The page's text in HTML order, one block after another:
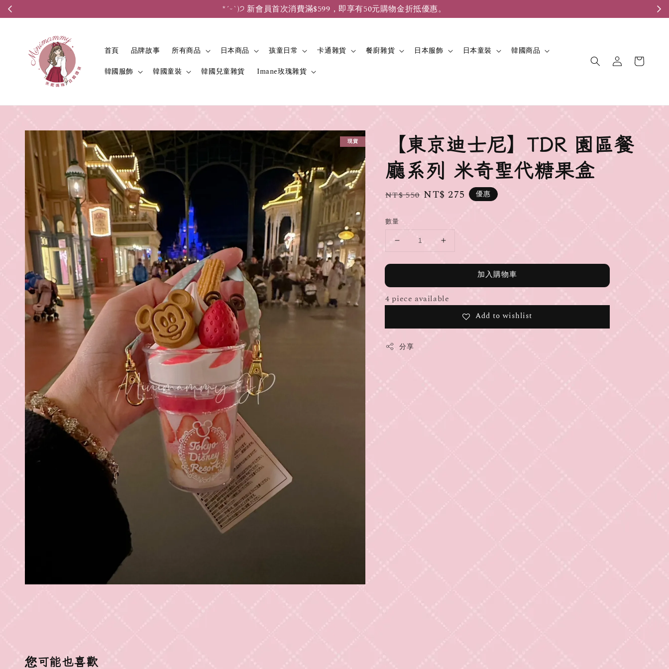
*ˊᵕˋ)੭ 新會員首次消費滿$599，即享有50元購物金折抵優惠。
首頁 品牌故事 所有商品 日本商品 孩童日常 卡通雜貨 餐廚雜貨 日本服飾 日本童裝
韓國商品
韓國服飾
韓國童裝 韓國兒童雜貨 Imane玫瑰雜貨
現貨
【東京迪士尼】TDR 園區餐
廳系列 米奇聖代糖果盒
Regular
NT$ 550 Sale
NT$ 275 優惠
數量
加入購物車
4 piece available
Add to wishlist
分享
您可能也喜歡